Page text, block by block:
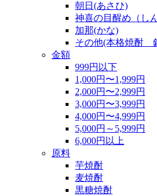
朝日(あさひ)
神喜の目醒め（し
加那(かな)
その他(本格焼酎
金額
999円以下
1,000円〜1,999円
2,000円〜2,999円
3,000円〜3,999円
4,000円〜4,999円
5,000円～5,999円
6,000円以上
原料
芋焼酎
麦焼酎
黒糖焼酎